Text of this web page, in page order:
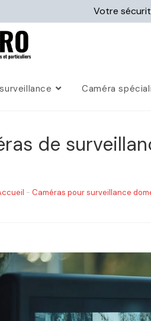
Votre
Caméra
de
- Caméras pour surveillance